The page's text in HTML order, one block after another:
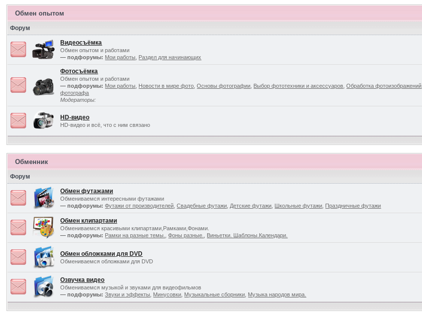
Обмен опытом
Форум
Видеосъёмка
Обмен опытом и работами
— подфорумы: Мои работы Раздел для начинающих
Фотосъёмка
Обмен опытом и работами
— подфорумы: Мои работы Новости в мире фото ,Основы фотографии Выбор фототехники и аксессуаров ,Обработка фотоизображений
фотографа
Модераторы:
HD-видео
HD-видео и всё, что с ним связано
Обменник
Форум
Обмен футажами
Обмениваемся интересными футажами
— подфорумы: Футажи от производителей ,Свадебные футажи Детские футажи Школьные футажи Праздничные футажи
Обмен клипартами
Обмениваемся красивыми клипартами,Рамками,Фонами.
— подфорумы: Рамки на разные темы. ,Фоны разные. Виньетки. Шаблоны.Календари.
Обмен обложками для DVD
Обмениваемся обложками для DVD
Озвучка видео
Обмениваемся музыкой и звуками для видеофильмов
— подфорумы: Звуки и эффекты Минусовки Музыкальные сборники Музыка народов мира.